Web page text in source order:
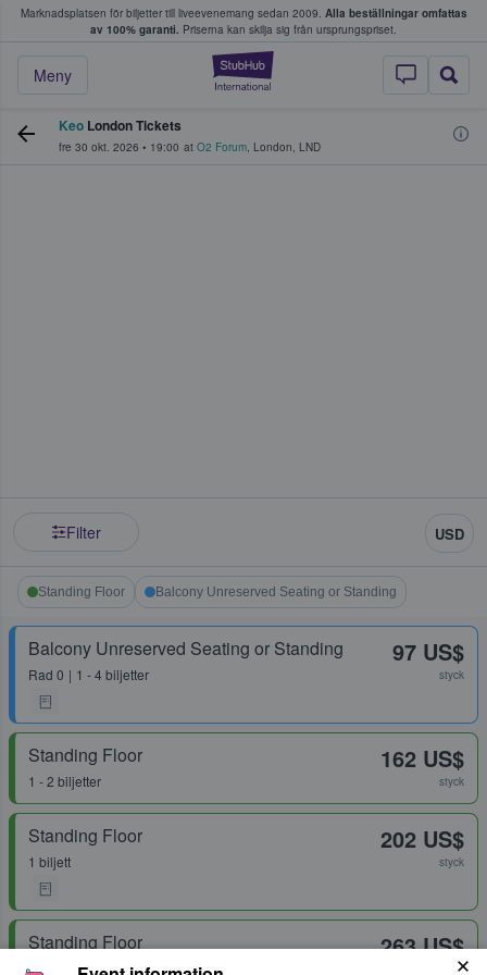
Marknadsplatsen för biljetter till liveevenemang sedan 2009. Alla beställningar omfattas
av 100% garanti. Priserna kan skilja sig från ursprungspriset.
StubHub – där
Meny
köper och säljer biljetter.
Keo London Tickets
fre 30 okt. 2026 • 19:00 at O2 Forum, London, LND
Filter USD
Standing Floor Balcony Unreserved Seating or Standing
Balcony Unreserved Seating or Standing
Rad 0 1 - 4 biljetter
97 US$
styck
Standing Floor
1 - 2 biljetter
162 US$
styck
Standing Floor
1 biljett
202 US$
styck
Standing Floor
1 - 2 biljetter
263 US$
styck